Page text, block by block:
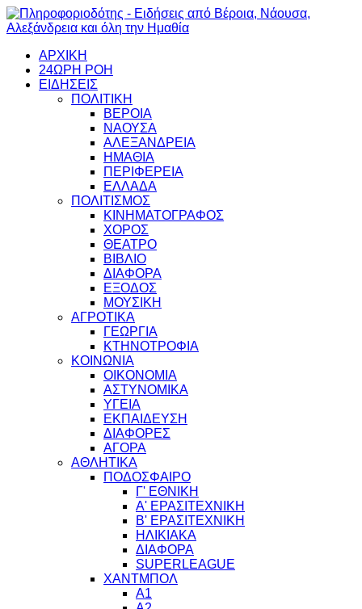
ΑΡΧΙΚΗ
24ΩΡΗ ΡΟΗ
ΕΙΔΗΣΕΙΣ
ΠΟΛΙΤΙΚΗ
ΒΕΡΟΙΑ
ΝΑΟΥΣΑ
ΑΛΕΞΑΝΔΡΕΙΑ
ΗΜΑΘΙΑ
ΠΕΡΙΦΕΡΕΙΑ
ΕΛΛΑΔΑ
ΠΟΛΙΤΙΣΜΟΣ
ΚΙΝΗΜΑΤΟΓΡΑΦΟΣ
ΧΟΡΟΣ
ΘΕΑΤΡΟ
ΒΙΒΛΙΟ
ΔΙΑΦΟΡΑ
ΕΞΟΔΟΣ
ΜΟΥΣΙΚΗ
ΑΓΡΟΤΙΚΑ
ΓΕΩΡΓΙΑ
ΚΤΗΝΟΤΡΟΦΙΑ
ΚΟΙΝΩΝΙΑ
ΟΙΚΟΝΟΜΙΑ
ΑΣΤΥΝΟΜΙΚΑ
ΥΓΕΙΑ
ΕΚΠΑΙΔΕΥΣΗ
ΔΙΑΦΟΡΕΣ
ΑΓΟΡΑ
ΑΘΛΗΤΙΚΑ
ΠΟΔΟΣΦΑΙΡΟ
Γ' ΕΘΝΙΚΗ
Α' ΕΡΑΣΙΤΕΧΝΙΚΗ
Β' ΕΡΑΣΙΤΕΧΝΙΚΗ
ΗΛΙΚΙΑΚΑ
ΔΙΑΦΟΡΑ
SUPERLEAGUE
ΧΑΝΤΜΠΟΛ
Α1